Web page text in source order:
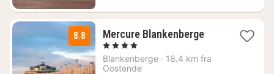
8.8 Mercure Blankenberge1
fra
, 4 Stjerner
Blankenberge · 18.4 km fra
Oostende